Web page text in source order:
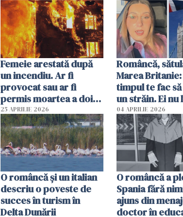
Femeie arestată după
un incendiu. Ar fi
provocat sau ar fi
permis moartea a doi
copii de 1 an și 3 ani
25 APRILIE 2026
Româncă,
Marea
timpul te fac
un străin. Ei nu
ca noi. În
oamenii sunt
04 APRILIE 2026
O româncă și un italian
descriu o poveste de
succes în turism în
Delta Dunării
O româncă a
Spania fără
ajuns din
doctor în